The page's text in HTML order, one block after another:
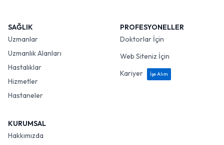
SAĞLIK
Uzmanlar
Uzmanlık Alanları
Hastalıklar
Hizmetler
Hastaneler
PROFESYONELLER
Doktorlar İçin
Web Siteniz İçin
Kariyer
İşe Alım
KURUMSAL
Hakkımızda